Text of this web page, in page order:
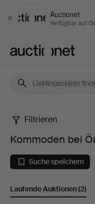
Schließen
Auctionet
Verfügbar auf
Kommoden
bei
Örebro
Filtrieren
Kommoden bei
Suche speichern
Laufende Auktionen(2)